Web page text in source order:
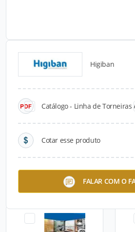
Higiban
Catálogo - Linha de Torneiras
Cotar esse produto
FALAR COM O
Catálogos para
Linha de Torneiras em
Metal Squash C35